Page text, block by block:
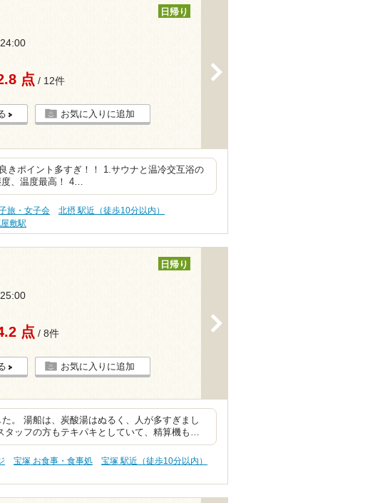
日帰り
点 / 12件
お気に入りに追加
きポイント多すぎ！！ 1.サウナと温冷交互浴の
度、温度最高！ 4…
旅・女子会
北摂 駅近（徒歩10分以内）
敷駅
日帰り
点 / 8件
お気に入りに追加
。 湯船は、炭酸湯はぬるく、人が多すぎまし
タッフの方もテキパキとしていて、精算機も…
宝塚 お食事・食事処
宝塚 駅近（徒歩10分以内）